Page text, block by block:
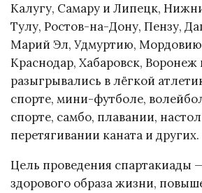
Калугу, Самару и Липецк,
Тулу, Ростов-на-Дону, Пензу,
Марий Эл, Удмуртию,
Краснодар, Хабаровск,
разыгрывались в лёгкой
спорте, мини-футболе,
спорте, самбо, плавании,
перетягивании каната и других.
Цель проведения спартакиады
здорового образа жизни,